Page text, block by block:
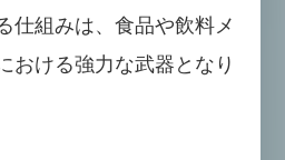
仕組みは、食品や飲料メ
おける強力な武器となり